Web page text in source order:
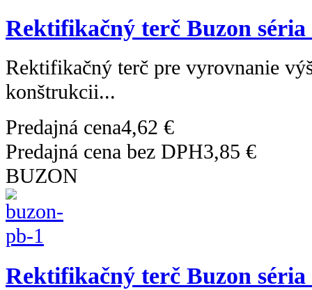
Rektifikačný terč Buzon séria
Rektifikačný terč pre vyrovnanie
konštrukcii...
Predajná cena4,62 €
Predajná cena bez DPH3,85 €
BUZON
Rektifikačný terč Buzon séria